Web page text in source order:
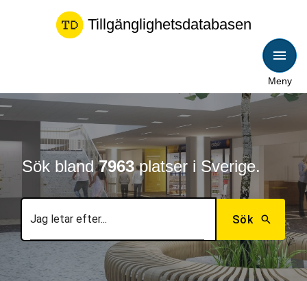
Tillgänglighetsdatabasen
Meny
Sök bland7963platser i Sverige.
Sök